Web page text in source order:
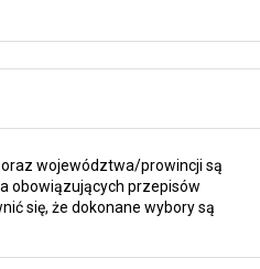
województwa/prowincji są
obowiązujących przepisów
się, że dokonane wybory są